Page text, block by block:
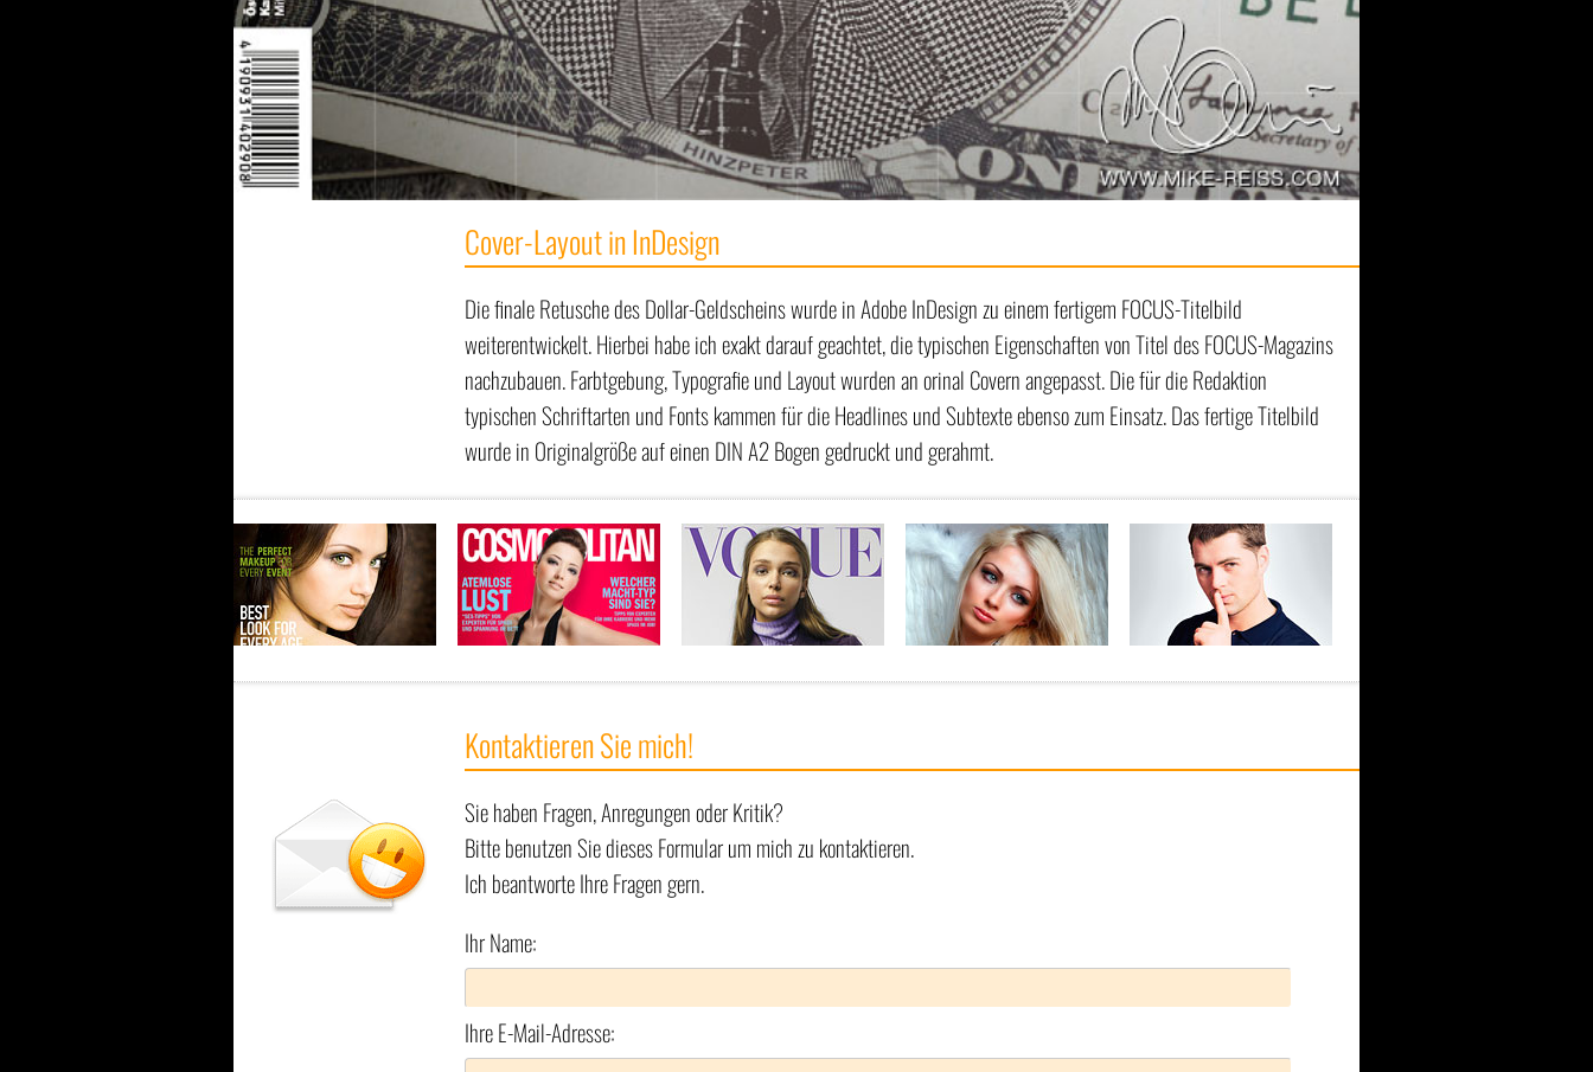
Cover-Layout in InDesign
Die finale Retusche des Dollar-Geldscheins wurde in Adobe InDesign zu einem fertigem FOCUS-Titelbild
weiterentwickelt. Hierbei habe ich exakt darauf geachtet, die typischen Eigenschaften von Titel des FOCUS-Magazins
nachzubauen. Farbtgebung, Typografie und Layout wurden an orinal Covern angepasst. Die für die Redaktion
typischen Schriftarten und Fonts kammen für die Headlines und Subtexte ebenso zum Einsatz. Das fertige Titelbild
wurde in Originalgröße auf einen DIN A2 Bogen gedruckt und gerahmt.
Kontaktieren Sie mich!
Sie haben Fragen, Anregungen oder Kritik?
Bitte benutzen Sie dieses Formular um mich zu kontaktieren.
Ich beantworte Ihre Fragen gern.
Ihr Name:
Ihre E-Mail-Adresse: